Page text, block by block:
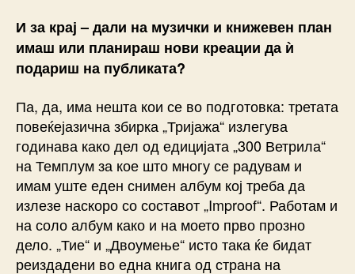
И за крај – дали на музички и книжевен план
имаш или планираш нови креации да ѝ
подариш на публиката?
Па, да, има нешта кои се во подготовка: третата
повеќејазична збирка „Тријажа“ излегува
годинава како дел од едицијата „300 Ветрила“
на Темплум за кое што многу се радувам и
имам уште еден снимен албум кој треба да
излезе наскоро со составот „Improof“. Работам и
на соло албум како и на моето прво прозно
дело. „Тие“ и „Двоумење“ исто така ќе бидат
реиздадени во една книга од страна на